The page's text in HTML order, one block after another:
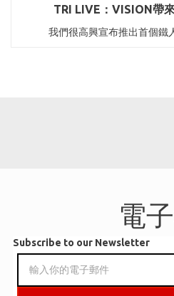
TRI LIVE：VISION帶
我們很高興宣布推出首個鐵
電
Subscribe to our Newsletter